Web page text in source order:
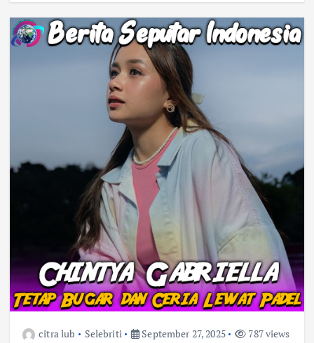
citra lub Selebriti September 27, 2025 787 views